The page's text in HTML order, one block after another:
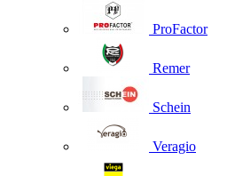
ProFactor
Remer
Schein
Veragio